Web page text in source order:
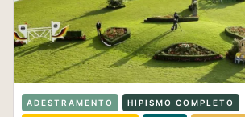
ADESTRAMENTO HIPISMO COMPLETO